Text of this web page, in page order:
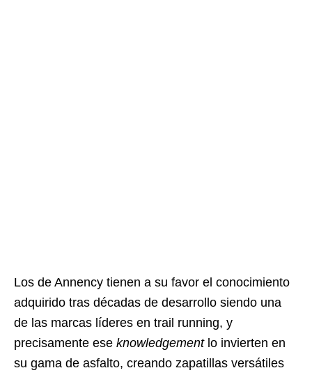
Los de Annency tienen a su favor el conocimiento
adquirido tras décadas de desarrollo siendo una
de las marcas líderes en trail running, y
precisamente ese knowledgement lo invierten en
su gama de asfalto, creando zapatillas versátiles